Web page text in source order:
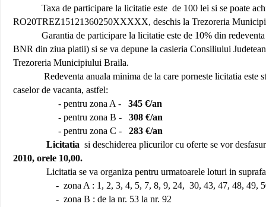
Taxa de participare la licitatie este de 100 lei si se poate
RO20TREZ15121360250XXXXX, deschis la Trezoreria
Garantia de participare la licitatie este de 10% din
BNR din ziua platii) si se va depune la casieria Consiliului
Trezoreria Municipiului Braila.
Redeventa anuala minima de la care porneste licitatia
caselor de vacanta, astfel:
- pentru zona A -
345 €/an
- pentru zona B -
308 €/an
- pentru zona C -
283 €/an
Licitatia si deschiderea plicurilor cu oferte se vor
2010, orele 10,00.
Licitatia se va organiza pentru urmatoarele loturi in
- zona A : 1, 2, 3, 4, 5, 7, 8, 9, 24, 30, 43, 47, 48, 49,
- zona B : de la nr. 53 la nr. 92